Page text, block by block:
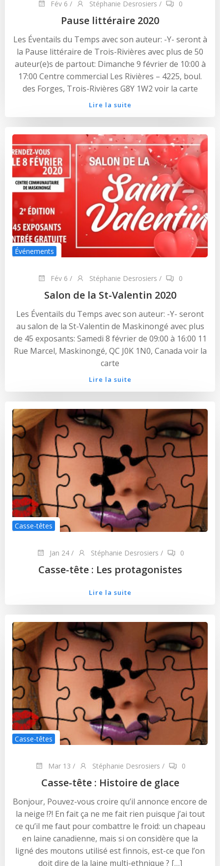
Fév 6 / Stéphanie Desrosiers / 0
Pause littéraire 2020
Les Éventails du Temps avec son auteur: -Y- seront à
la Pause littéraire de Trois-Rivières avec plus de 50
auteur(e)s de partout: Dimanche 9 février de 10:00 à
17:00 Centre commercial Les Rivières – 4225, boul.
des Forges, Trois-Rivières G8Y 1W2 voir la carte
Lire la suite
Événements
Fév 6 / Stéphanie Desrosiers / 0
Salon de la St-Valentin 2020
Les Éventails du Temps avec son auteur: -Y- seront
au salon de la St-Valentin de Maskinongé avec plus
de 45 exposants: Samedi 8 février de 09:00 à 16:00 11
Rue Marcel, Maskinongé, QC J0K 1N0, Canada voir la
carte
Lire la suite
Casse-têtes
Jan 24 / Stéphanie Desrosiers / 0
Casse-tête : Les protagonistes
Lire la suite
Casse-têtes
Mar 13 / Stéphanie Desrosiers / 0
Casse-tête : Histoire de glace
Bonjour, Pouvez-vous croire qu’il annonce encore de
la neige !?! En fait ça ne me fait rien puisque j’ai tout
ce qu’il me faut pour combattre le froid: un chapeau
en laine canadienne, mais si on considère que la
ligné des moutons utilisé est finnois, est-ce que l’on
doit dire de la laine multi-ethnique ? […]